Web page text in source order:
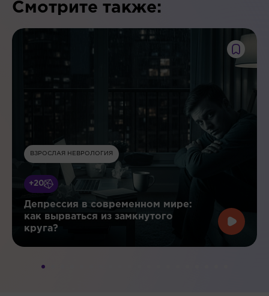
Смотрите также:
ВЗРОСЛАЯ НЕВРОЛОГИЯ
+20
Депрессия в современном мире:
как вырваться из замкнутого
круга?